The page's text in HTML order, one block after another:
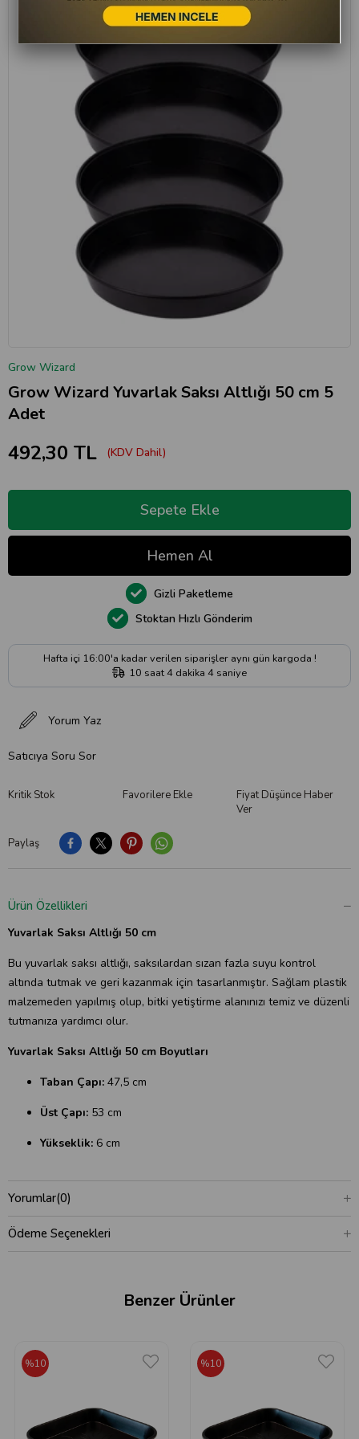
Grow Wizard
Grow Wizard Yuvarlak Saksı Altlığı 50 cm 5
Adet
492,30 TL (KDV Dahil)
Paylaş
Kritik Stok Favorilere Ekle
Fiyat Düşünce Haber
Ver
Yorum Yaz
Satıcıya Soru Sor
Hafta içi 16:00'a kadar verilen siparişler aynı gün kargoda !
10 saat4 dakika 3 saniye
Stoktan Hızlı Gönderim
Gizli Paketleme
Ürün Özellikleri
Yuvarlak Saksı Altlığı 50 cm
Bu yuvarlak saksı altlığı, saksılardan sızan fazla suyu kontrol
altında tutmak ve geri kazanmak için tasarlanmıştır. Sağlam plastik
malzemeden yapılmış olup, bitki yetiştirme alanınızı temiz ve düzenli
tutmanıza yardımcı olur.
Yuvarlak Saksı Altlığı 50 cm Boyutları
Taban Çapı: 47,5 cm
Üst Çapı: 53 cm
Yükseklik: 6 cm
Yorumlar(0)
Ödeme Seçenekleri
Benzer Ürünler
%10 %10